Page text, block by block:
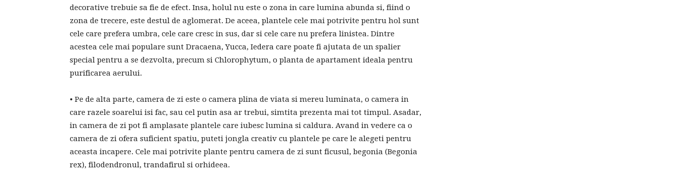
decorative trebuie sa fie de efect. Insa, holul nu este o zona in care lumina abunda si, fiind o
zona de trecere, este destul de aglomerat. De aceea, plantele cele mai potrivite pentru hol sunt
cele care prefera umbra, cele care cresc in sus, dar si cele care nu prefera linistea. Dintre
acestea cele mai populare sunt Dracaena, Yucca, Iedera care poate fi ajutata de un spalier
special pentru a se dezvolta, precum si Chlorophytum, o planta de apartament ideala pentru
purificarea aerului.
• Pe de alta parte, camera de zi este o camera plina de viata si mereu luminata, o camera in
care razele soarelui isi fac, sau cel putin asa ar trebui, simtita prezenta mai tot timpul. Asadar,
in camera de zi pot fi amplasate plantele care iubesc lumina si caldura. Avand in vedere ca o
camera de zi ofera suficient spatiu, puteti jongla creativ cu plantele pe care le alegeti pentru
aceasta incapere. Cele mai potrivite plante pentru camera de zi sunt ficusul, begonia (Begonia
rex), filodendronul, trandafirul si orhideea.